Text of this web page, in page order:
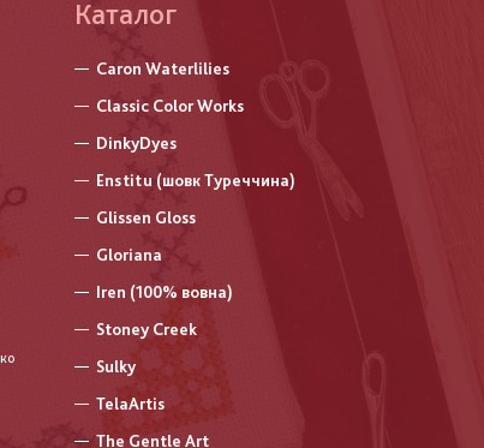
Каталог
Caron Waterlilies
Classic Color Works
DinkyDyes
Enstitu (шовк Туреччина)
Glissen Gloss
Gloriana
Iren (100% вовна)
Stoney Creek
Sulky
TelaArtis
The Gentle Art